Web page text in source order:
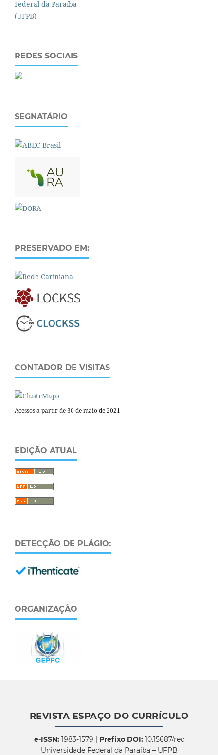
REDES SOCIAIS
SEGNATÁRIO
PRESERVADO EM:
CONTADOR DE VISITAS
Acessos a partir de 30 de maio de 2021
EDIÇÃO ATUAL
DETECÇÃO DE PLÁGIO:
ORGANIZAÇÃO
REVISTA ESPAÇO DO CURRÍCULO
e-ISSN:1983-1579 | Prefixo DOI:10.15687/rec
Universidade Federal da Paraíba – UFPB